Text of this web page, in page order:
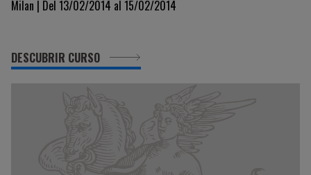
Milan | Del 13/02/2014 al 15/02/2014
DESCUBRIR CURSO